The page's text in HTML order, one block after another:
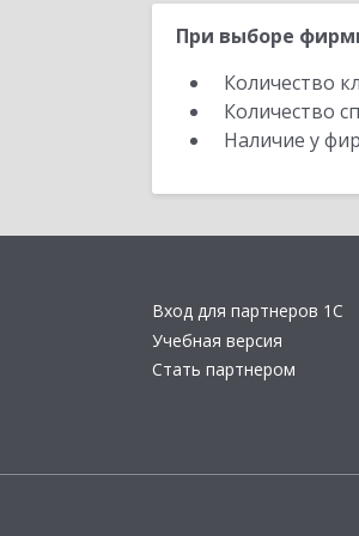
При выборе
Количество
Количество
Наличие у
Вход для партнеров 1С
Учебная версия
Стать партнером